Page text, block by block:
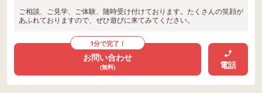
ご相談、ご見学、ご体験、随時受け付けております。たくさんの笑顔が
あふれておりますので、ぜひ遊びに来てみてください。
1分で完了！
お問い合わせ
(無料) 電話